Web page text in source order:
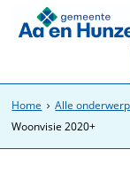
Home Alle
Woonvisie 2020+